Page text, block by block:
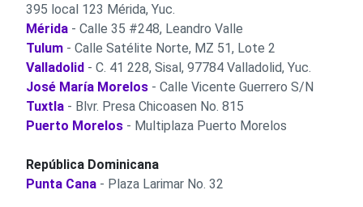
395 local 123 Mérida, Yuc.
Mérida - Calle 35 #248, Leandro Valle
Tulum - Calle Satélite Norte, MZ 51, Lote 2
Valladolid - C. 41 228, Sisal, 97784 Valladolid, Yuc.
José María Morelos - Calle Vicente Guerrero S/N
Tuxtla - Blvr. Presa Chicoasen No. 815
Puerto Morelos - Multiplaza Puerto Morelos
República Dominicana
Punta Cana - Plaza Larimar No. 32